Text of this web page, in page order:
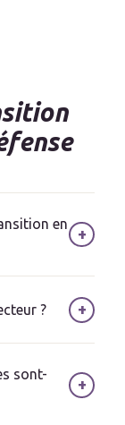
en
+
? +
sont-
+